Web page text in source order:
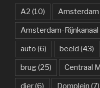
A2 (10) Amsterdam
Amsterdam-Rijnkanaal
auto (6) beeld (43)
brug(25) Centraal
dier(6) Domplein (7)